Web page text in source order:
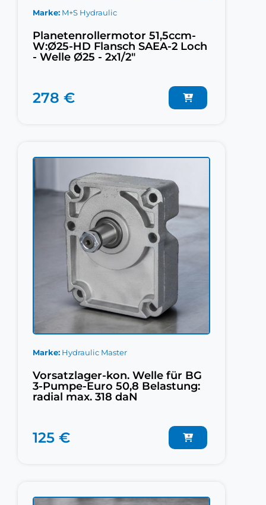
Marke M+S Hydraulic
Planetenrollermotor 51,5ccm-
W:Ø25-HD Flansch SAEA-2 Loch
- Welle Ø25 - 2x1/2"
278 €
Marke Hydraulic Master
Vorsatzlager-kon. Welle für BG
3-Pumpe-Euro 50,8 Belastung:
radial max. 318 daN
125 €